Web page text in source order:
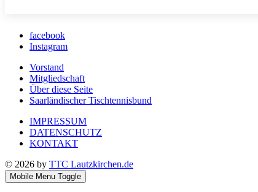
facebook
Instagram
Vorstand
Mitgliedschaft
Über diese Seite
Saarländischer Tischtennisbund
IMPRESSUM
DATENSCHUTZ
KONTAKT
© 2026 by TTC Lautzkirchen.de
Mobile Menu Toggle